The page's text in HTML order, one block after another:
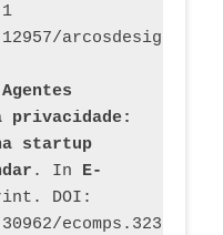
Agentes
privacidade:
startup
. In E-
DOI:
ecomps.3231